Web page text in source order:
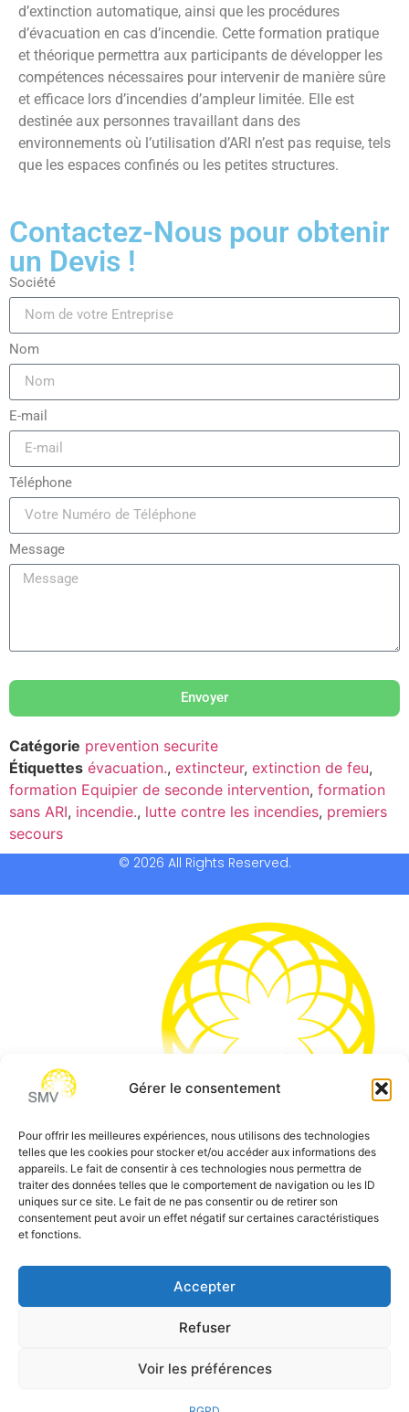
Gérer le consentement
Pour offrir les meilleures expériences, nous utilisons des technologies
telles que les cookies pour stocker et/ou accéder aux informations des
appareils. Le fait de consentir à ces technologies nous permettra de
traiter des données telles que le comportement de navigation ou les ID
uniques sur ce site. Le fait de ne pas consentir ou de retirer son
consentement peut avoir un effet négatif sur certaines caractéristiques
et fonctions.
Accepter
Refuser
Voir les préférences
d’extinction automatique, ainsi que les procédures
d’évacuation en cas d’incendie. Cette formation pratique
et théorique permettra aux participants de développer les
compétences nécessaires pour intervenir de manière sûre
et efficace lors d’incendies d’ampleur limitée. Elle est
destinée aux personnes travaillant dans des
environnements où l’utilisation d’ARI n’est pas requise, tels
que les espaces confinés ou les petites structures.
Contactez-Nous pour obtenir
un Devis !
Société
Nom
E-mail
Téléphone
Message
Envoyer
Catégorie prevention securite
Étiquettes évacuation., extincteur, extinction de feu,
formation Equipier de seconde intervention, formation
sans ARI, incendie., lutte contre les incendies, premiers
secours
© 2026 All Rights Reserved.
SMV permet de vous aider à gagner du temps et vous
permettre de vous concentrer sur l’essentiel de votre
métier
Téléphone:0 805 69 64 75 / 02 37 34 04 04
contact@smvformation.fr
Création & Hébergement Web Cloud par